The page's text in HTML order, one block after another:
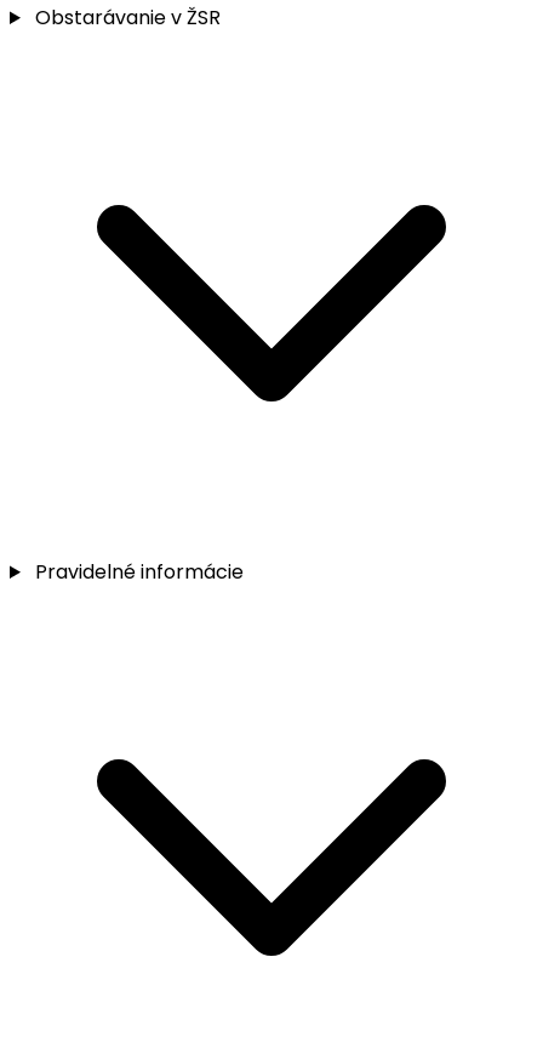
Obstarávanie v ŽSR
Pravidelné informácie